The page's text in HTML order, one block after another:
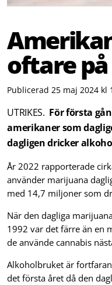
oftare
Publicerad 25 maj 2024 kl
UTRIKES. För första
amerikaner som
dagligen dricker
År 2022 rapporterade
använder marijuana
med 14,7 miljoner som
När den dagliga
1992 var det färre än en
de använde cannabis
Alkoholbruket är
det första året då den